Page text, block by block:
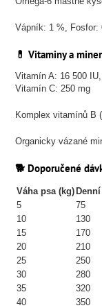
Vápník: 1 %,
💊 Vitaminy a
Vitamín A: 16 500
Vitamín C: 250 mg
Komplex vitamínů B
Organicky vázané
🐕 Doporučené
Váha psa (kg)
5
75
10
130
15
170
20
210
25
250
30
280
35
320
40
350